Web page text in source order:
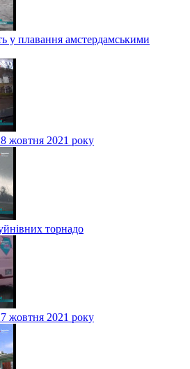
у плавання амстердамськими
жовтня 2021 року
торнадо
жовтня 2021 року